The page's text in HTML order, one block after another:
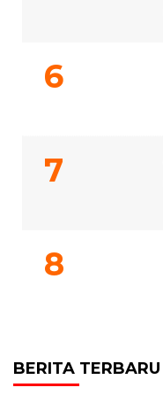
BERITA TERBARU